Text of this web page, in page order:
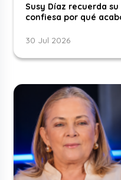
Susy Díaz recuerda
confiesa por qué
30 Jul 2026